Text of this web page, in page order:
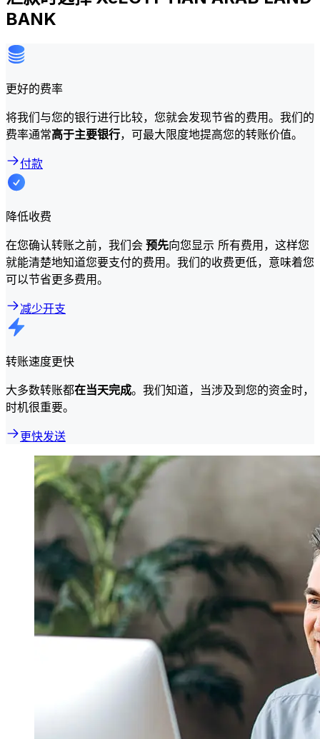
BANK
更好的费率
将我们与您的银行进行比较，您就会发现节省的费用。我们的
费率通常高于主要银行，可最大限度地提高您的转账价值。
付款
降低收费
在您确认转账之前，我们会 预先向您显示 所有费用，这样您
就能清楚地知道您要支付的费用。我们的收费更低，意味着您
可以节省更多费用。
减少开支
转账速度更快
大多数转账都在当天完成。我们知道，当涉及到您的资金时，
时机很重要。
更快发送